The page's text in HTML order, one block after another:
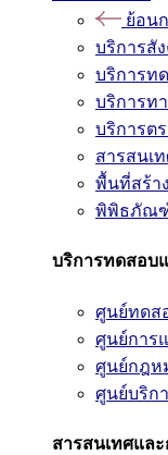
ย้อน
บริการสั
บริการท
บริการท
บริการต
สารสนเ
พื้นที่สร้า
พิพิธภัณ
บริการทดสอบ
ศูนย์ทดส
ศูนย์การ
ศูนย์กฎห
ศูนย์บริก
สารสนเทศแล